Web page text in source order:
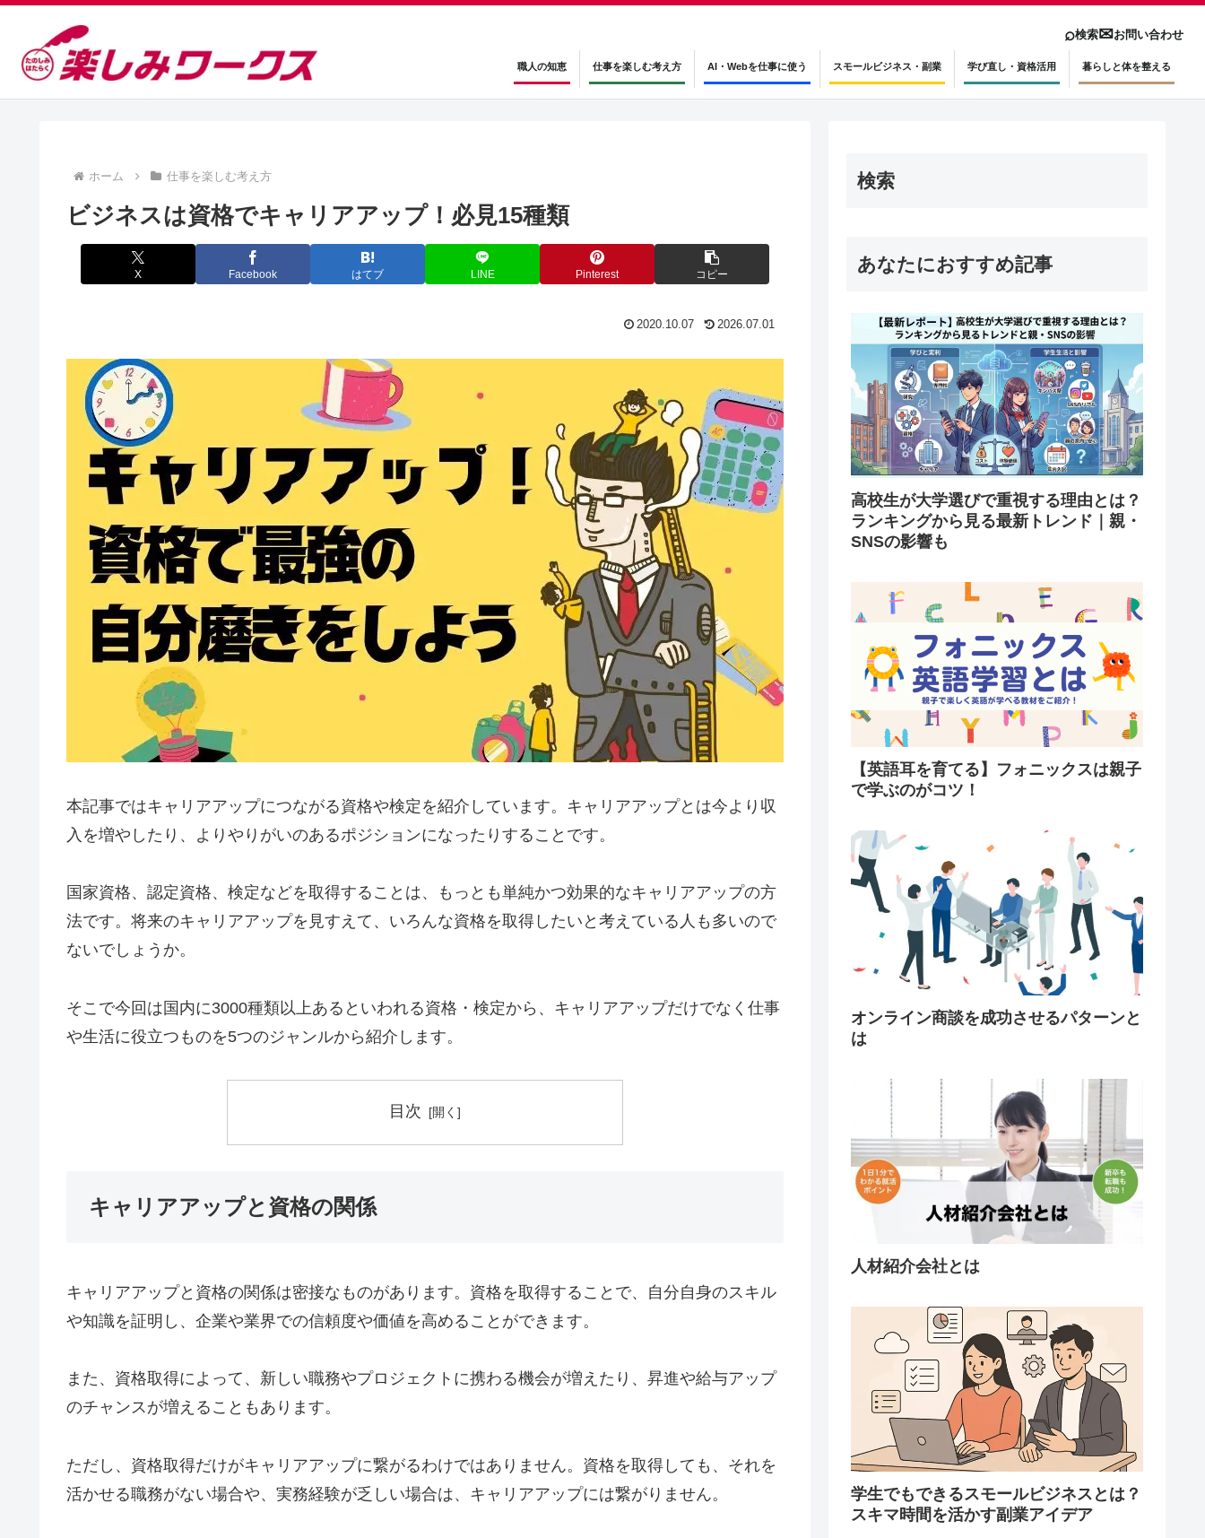
⌕検索✉お問い合わせ
職人の知恵 仕事を楽しむ考え方 AI・Webを仕事に使う スモールビジネス・副業 学び直し・資格活用 暮らしと体を整える
ホーム 仕事を楽しむ考え方
ビジネスは資格でキャリアアップ！必見15種類
X Facebook はてブ LINE Pinterest コピー
2020.10.07 2026.07.01
本記事ではキャリアアップにつながる資格や検定を紹介しています。キャリアアップとは今より収
入を増やしたり、よりやりがいのあるポジションになったりすることです。
国家資格、認定資格、検定などを取得することは、もっとも単純かつ効果的なキャリアアップの方
法です。将来のキャリアアップを見すえて、いろんな資格を取得したいと考えている人も多いので
ないでしょうか。
そこで今回は国内に3000種類以上あるといわれる資格・検定から、キャリアアップだけでなく仕事
や生活に役立つものを5つのジャンルから紹介します。
目次
キャリアアップと資格の関係
キャリアアップと資格の関係は密接なものがあります。資格を取得することで、自分自身のスキル
や知識を証明し、企業や業界での信頼度や価値を高めることができます。
また、資格取得によって、新しい職務やプロジェクトに携わる機会が増えたり、昇進や給与アップ
のチャンスが増えることもあります。
ただし、資格取得だけがキャリアアップに繋がるわけではありません。資格を取得しても、それを
活かせる職務がない場合や、実務経験が乏しい場合は、キャリアアップには繋がりません。
検索
あなたにおすすめ記事
高校生が大学選びで重視する理由とは？
ランキングから見る最新トレンド｜親・
SNSの影響も
【英語耳を育てる】フォニックスは親子
で学ぶのがコツ！
オンライン商談を成功させるパターンと
は
人材紹介会社とは
学生でもできるスモールビジネスとは？
スキマ時間を活かす副業アイデア